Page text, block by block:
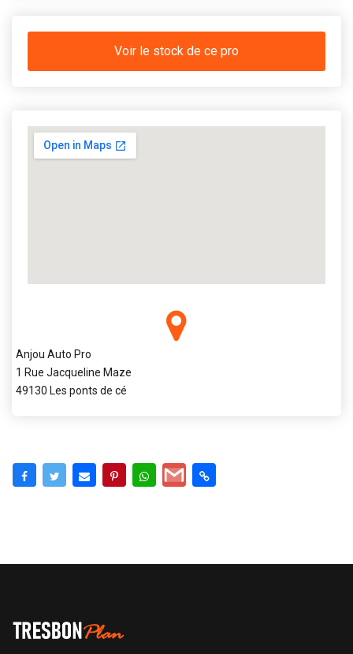
Voir le stock de ce pro
Anjou Auto Pro
1 Rue Jacqueline Maze
49130 Les ponts de cé